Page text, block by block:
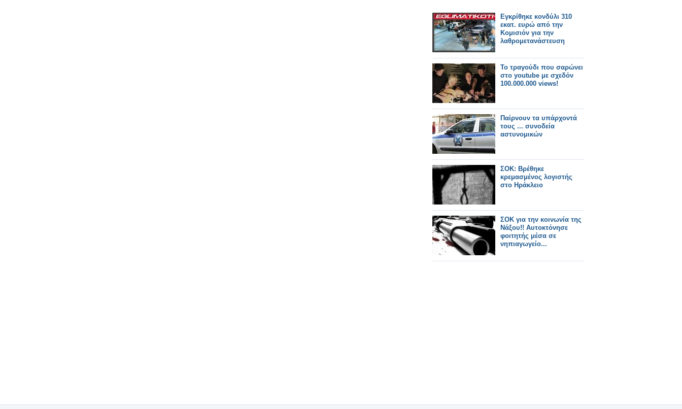
Εγκρίθηκε κονδύλι 310
εκατ. ευρώ από την
Κομισιόν για την
λαθρομετανάστευση
Το τραγούδι που σαρώνει
στο youtube με σχεδόν
100.000.000 views!
Παίρνουν τα υπάρχοντά
τους ... συνοδεία
αστυνομικών
ΣΟΚ: Βρέθηκε
κρεμασμένος λογιστής
στο Ηράκλειο
ΣΟΚ για την κοινωνία της
Νάξου!! Αυτοκτόνησε
φοιτητής μέσα σε
νηπιαγωγείο...